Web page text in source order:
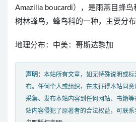
Amazilia boucardi），是雨燕目蜂鸟
树林蜂鸟，蜂鸟科的一种，主要分布
地理分布：中美：哥斯达黎加
声明： 本站所有文章，如无特殊说明或
布。任何个人或组织，在未征得本站同意
采集、发布本站内容到任何网站、书籍
站内容侵犯了原著者的合法权益，可联系